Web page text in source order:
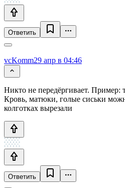
Ответить
vcKomm29 апр в 04:46
Никто не передёргивает. Пример:
Кровь, матюки, голые сиськи
колготках вырезали
Ответить